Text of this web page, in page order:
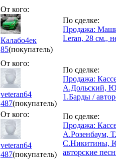
От кого:
Калабо4ек
85(покупатель)
По сделке:
Продажа:
Leran, 28 см.,
От кого:
veteran64
487(покупатель)
По сделке:
Продажа:
А.Дольский,
1.Барды /
От кого:
veteran64
487(покупатель)
По сделке:
Продажа:
А.Розенбаум,
С.Никитины,
авторские